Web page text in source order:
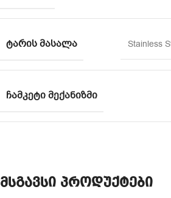
ᲢᲐᲠᲘᲡ ᲛᲐᲡᲐᲚᲐ Stainless
ᲩᲐᲛᲙᲔᲢᲘ ᲛᲔᲥᲐᲜᲘᲖᲛᲘ
მსგავსი პროდუქტები